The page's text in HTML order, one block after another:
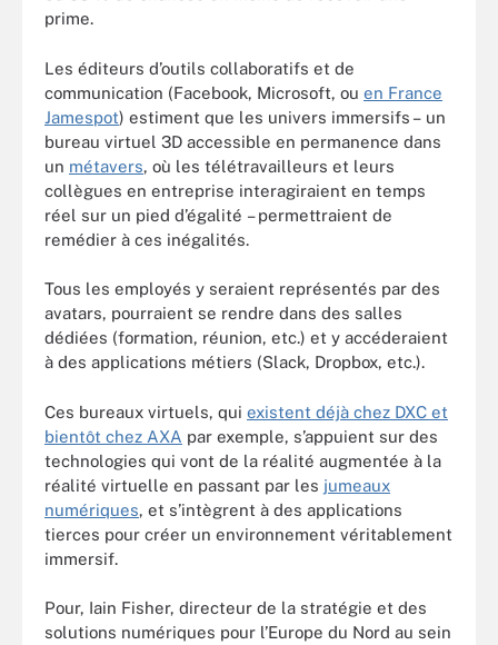
prime.
Les éditeurs d’outils collaboratifs et de
communication (Facebook, Microsoft, ou en France
Jamespot) estiment que les univers immersifs – un
bureau virtuel 3D accessible en permanence dans
un métavers, où les télétravailleurs et leurs
collègues en entreprise interagiraient en temps
réel sur un pied d’égalité – permettraient de
remédier à ces inégalités.
Tous les employés y seraient représentés par des
avatars, pourraient se rendre dans des salles
dédiées (formation, réunion, etc.) et y accéderaient
à des applications métiers (Slack, Dropbox, etc.).
Ces bureaux virtuels, qui existent déjà chez DXC et
bientôt chez AXA par exemple, s’appuient sur des
technologies qui vont de la réalité augmentée à la
réalité virtuelle en passant par les jumeaux
numériques, et s’intègrent à des applications
tierces pour créer un environnement véritablement
immersif.
Pour, Iain Fisher, directeur de la stratégie et des
solutions numériques pour l’Europe du Nord au sein